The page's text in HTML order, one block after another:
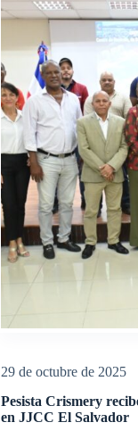
29 de octubre de 2025
Pesista Crismery
en JJCC El Salvador